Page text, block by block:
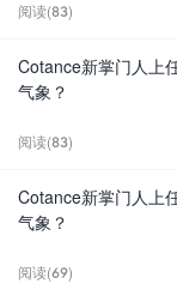
阅读(83)
Cotance新掌门人上
气象？
阅读(83)
Cotance新掌门人上
气象？
阅读(69)